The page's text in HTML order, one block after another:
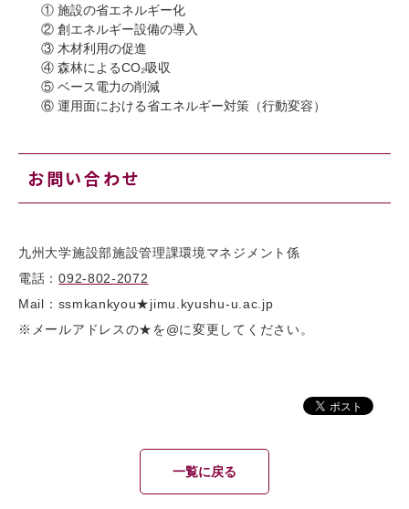
① 施設の省エネルギー化
② 創エネルギー設備の導入
③ 木材利用の促進
④ 森林によるCO₂吸収
⑤ ベース電力の削減
⑥ 運用面における省エネルギー対策（行動変容）
お問い合わせ
九州大学施設部施設管理課環境マネジメント係
電話：092-802-2072
Mail：ssmkankyou★jimu.kyushu-u.ac.jp
※メールアドレスの★を@に変更してください。
一覧に戻る